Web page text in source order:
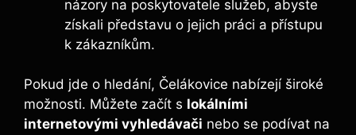
názory na poskytovatele služeb, abyste
získali představu o jejich práci a přístupu
k zákazníkům.
Pokud jde o hledání, Čelákovice nabízejí široké
možnosti. Můžete začít s lokálními
internetovými vyhledávači nebo se podívat na